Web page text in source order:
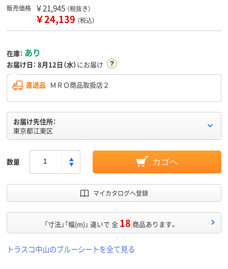
販売価格 ￥21,945 （税抜き）
￥24,139 （税込）
在庫： あり
お届け日： 8月12日（水）にお届け
直送品 ＭＲＯ商品取扱店２
お届け先住所：
東京都江東区
数量 カゴへ
マイカタログへ登録
「寸法」「幅(m)」 違いで 全 18 商品あります。
トラスコ中山のブルーシートを全て見る